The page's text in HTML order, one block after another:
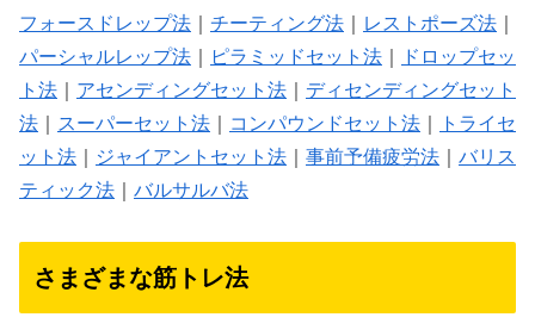
フォースドレップ法 チーティング法 レストポーズ法
パーシャルレップ法
ピラミッドセット法
ドロップセッ
ト法
アセンディングセット法
ディセンディングセット
法
スーパーセット法 コンパウンドセット法
トライセ
ット法
ジャイアントセット法 事前予備疲労法
バリス
ティック法
バルサルバ法
さまざまな筋トレ法